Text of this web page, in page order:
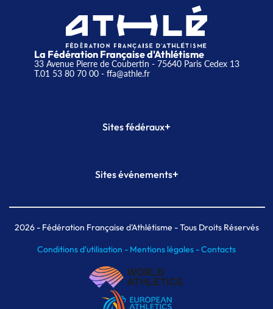
La Fédération Française d'Athlétisme
33 Avenue Pierre de Coubertin - 75640 Paris Cedex 13
T.01 53 80 70 00- ffa@athle.fr
Sites fédéraux+
Plateforme Formation
Sites événements+
Meeting de Paris indoor
MAIF Ekiden de Paris
2026- Fédération Française d'Athlétisme - Tous Droits Réservés
Conditions d'utilisation - Mentions légales -Contacts